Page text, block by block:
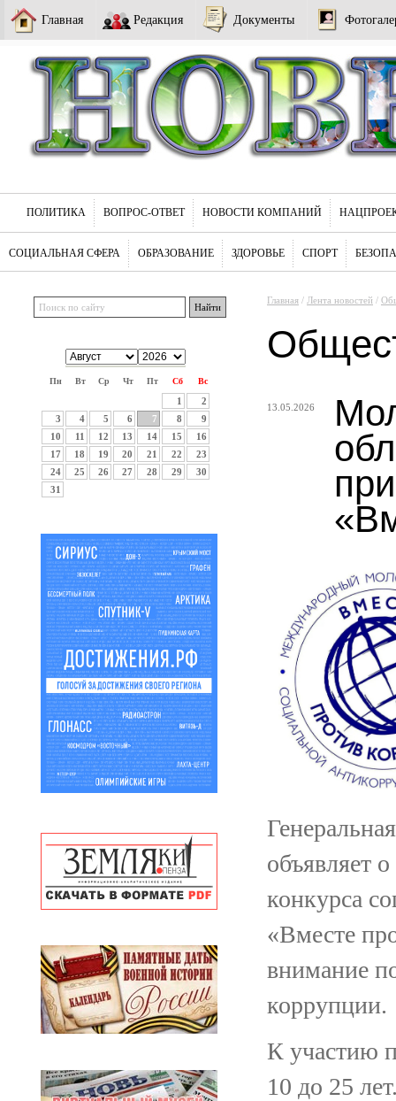
Главная Редакция Документы
ПОЛИТИКА ВОПРОС-ОТВЕТ НОВОСТИ КОМПАНИЙ
СОЦИАЛЬНАЯ СФЕРА ОБРАЗОВАНИЕ ЗДОРОВЬЕ СПОРТ
Пн Вт Ср Чт Пт Сб Вс
1
2
3
4 5 6 7 8
9
10
11 12 13 14 15
16
17
18 19 20 21 22
23
24
25 26 27 28 29
30
31
Главная / Лента новостей /
13.05.2026
объявляет
конкурса
«Вместе
внимание
коррупции.
К участию
10 до 25